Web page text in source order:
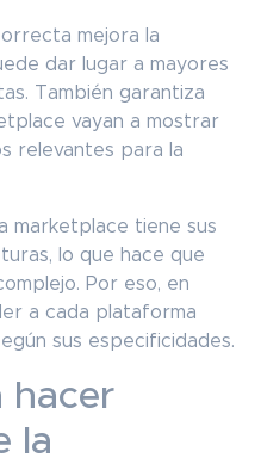
mejora la
dar lugar a mayores
También garantiza
vayan a mostrar
relevantes para la
marketplace tiene sus
lo que hace que
Por eso, en
a cada plataforma
sus especificidades.
hacer
la